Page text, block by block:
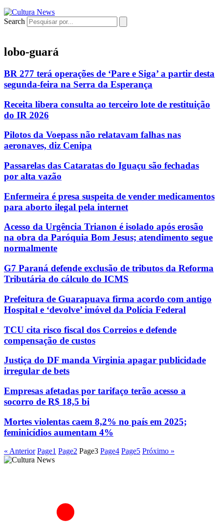
Search
lobo-guará
BR 277 terá operações de ‘Pare e Siga’ a partir desta
segunda-feira na Serra da Esperança
Receita libera consulta ao terceiro lote de restituição
do IR 2026
Pilotos da Voepass não relatavam falhas nas
aeronaves, diz Cenipa
Passarelas das Cataratas do Iguaçu são fechadas
por alta vazão
Enfermeira é presa suspeita de vender medicamentos
para aborto ilegal pela internet
Acesso da Urgência Trianon é isolado após erosão
na obra da Paróquia Bom Jesus; atendimento segue
normalmente
G7 Paraná defende exclusão de tributos da Reforma
Tributária do cálculo do ICMS
Prefeitura de Guarapuava firma acordo com antigo
Hospital e ‘devolve’ imóvel da Polícia Federal
TCU cita risco fiscal dos Correios e defende
compensação de custos
Justiça do DF manda Virginia apagar publicidade
irregular de bets
Empresas afetadas por tarifaço terão acesso a
socorro de R$ 18,5 bi
Mortes violentas caem 8,2% no país em 2025;
feminicídios aumentam 4%
« Anterior Page1 Page2 Page3 Page4 Page5 Próximo »